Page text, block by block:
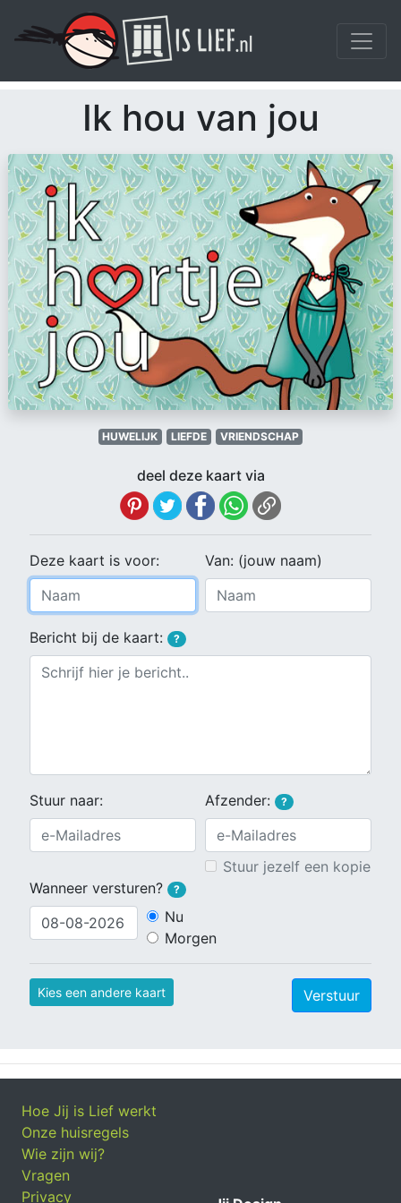
Ik hou van jou
HUWELIJK LIEFDE VRIENDSCHAP
deel deze kaart via
Deze kaart is voor: Van: (jouw naam)
Bericht bij de kaart: ?
Stuur naar: Afzender: ?
Stuur jezelf een kopie
Wanneer versturen?
?
Nu
Morgen
Kies een andere kaart Verstuur
Hoe Jij is Lief werkt
Onze huisregels
Wie zijn wij?
Vragen
Privacy